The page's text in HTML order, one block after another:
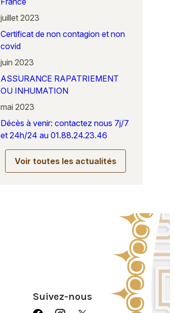
juillet 2023
Certificat de non contagion et non
covid
juin 2023
ASSURANCE RAPATRIEMENT
OU INHUMATION
mai 2023
Décès à venir: contactez nous 7j/7
et 24h/24 au 01.88.24.23.46
Voir toutes les actualités
Suivez-nous